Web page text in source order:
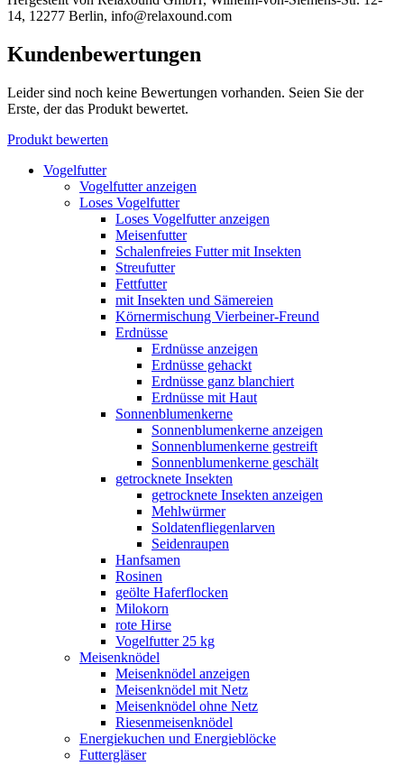
14, 12277 Berlin, info@relaxound.com
Kundenbewertungen
Leider sind noch keine Bewertungen vorhanden. Seien Sie der
Erste, der das Produkt bewertet.
Produkt bewerten
Vogelfutter
Vogelfutter anzeigen
Loses Vogelfutter
Loses Vogelfutter anzeigen
Meisenfutter
Schalenfreies Futter mit Insekten
Streufutter
Fettfutter
mit Insekten und Sämereien
Körnermischung Vierbeiner-Freund
Erdnüsse
Erdnüsse anzeigen
Erdnüsse gehackt
Erdnüsse ganz blanchiert
Erdnüsse mit Haut
Sonnenblumenkerne
Sonnenblumenkerne anzeigen
Sonnenblumenkerne gestreift
Sonnenblumenkerne geschält
getrocknete Insekten
getrocknete Insekten anzeigen
Mehlwürmer
Soldatenfliegenlarven
Seidenraupen
Hanfsamen
Rosinen
geölte Haferflocken
Milokorn
rote Hirse
Vogelfutter 25 kg
Meisenknödel
Meisenknödel anzeigen
Meisenknödel mit Netz
Meisenknödel ohne Netz
Riesenmeisenknödel
Energiekuchen und Energieblöcke
Futtergläser